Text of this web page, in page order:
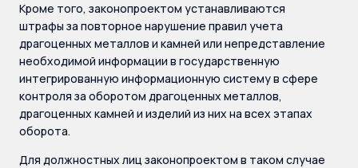
Кроме того, законопроектом устанавливаются
штрафы за повторное нарушение правил учета
драгоценных металлов и камней или непредставление
необходимой информации в государственную
интегрированную информационную систему в сфере
контроля за оборотом драгоценных металлов,
драгоценных камней и изделий из них на всех этапах
оборота.
Для должностных лиц законопроектом в таком случае